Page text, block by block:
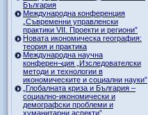
България
Международна конференция
„Съвременни управленски
практики VII. Проекти и региони”
Новата икономическа география:
теория и практика
Международна научна
конферен¬ция „Изследователски
методи и технологии в
икономическите и социални науки”
„Глобалната криза и България –
социално-икономически и
демографски проблеми и
хуманитарни аспекти”